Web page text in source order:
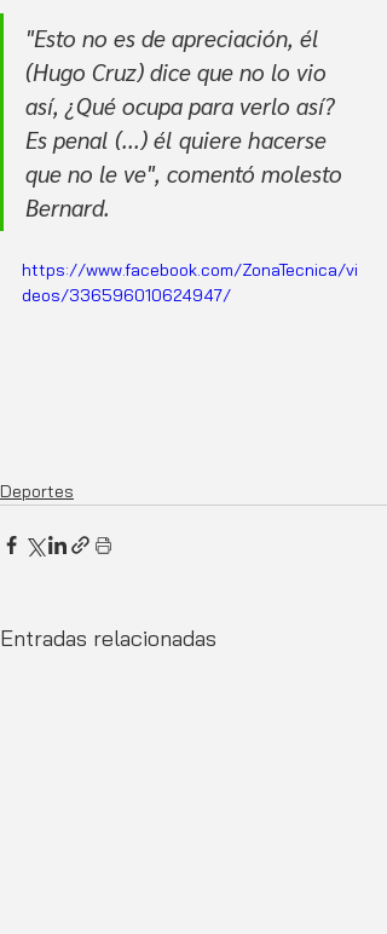
"Esto no es de apreciación, él
(Hugo Cruz) dice que no lo vio
así, ¿Qué ocupa para verlo así?
Es penal (...) él quiere hacerse
que no le ve", comentó molesto
Bernard.
https://www.facebook.com/ZonaTecnica/vi
deos/336596010624947/
Deportes
Entradas relacionadas